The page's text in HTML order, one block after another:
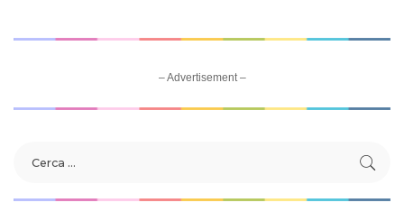
– Advertisement –